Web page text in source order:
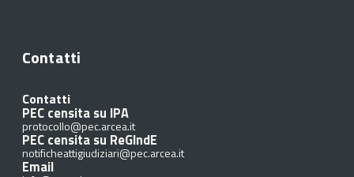
Contatti
Contatti
PEC censita su IPA
protocollo@pec.arcea.it
PEC censita su ReGIndE
notificheattigiudiziari@pec.arcea.it
Email